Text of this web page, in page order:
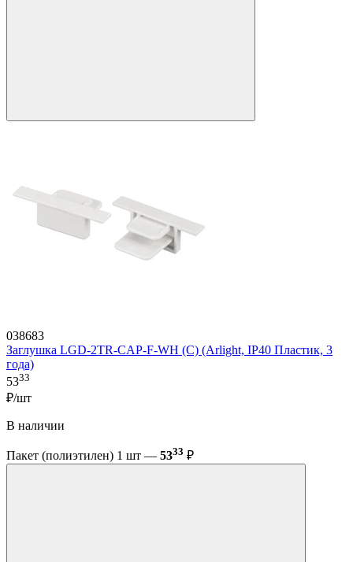
038683
Заглушка LGD-2TR-CAP-F-WH (C) (Arlight, IP40 Пластик, 3
года)
5333
₽/шт
В наличии
Пакет (полиэтилен) 1 шт — 5333 ₽